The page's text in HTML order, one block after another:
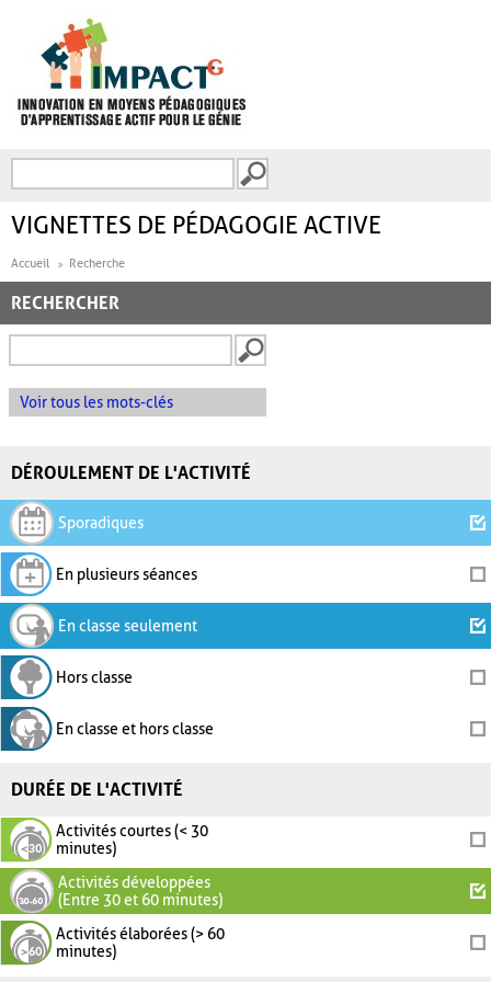
FORMULAIRE DE
VIGNETTES DE PÉDAGOGIE ACTIVE
Accueil Recherche
RECHERCHER
Voir tous les mots-clés
DÉROULEMENT DE L'ACTIVITÉ
Sporadiques
En plusieurs séances
En classe seulement
Hors classe
En classe et hors classe
DURÉE DE L'ACTIVITÉ
Activités courtes (< 30
minutes)
Activités développées
(Entre 30 et 60 minutes)
Activités élaborées (> 60
minutes)